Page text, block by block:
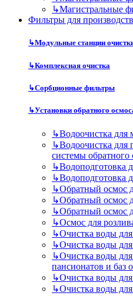
↳Магистральные
Фильтры для
↳Модульные станции
↳Комплексная очистка
↳Сорбционные фильтры
↳Установки обратного
↳Водоочистка для
↳Водоочистка
системы обратного
↳Водоподготовка
↳Водоподготовка
↳Обратный осмос
↳Обратный осмос
↳Обратный осмос
↳Осмос для
↳Очистка воды
↳Очистка воды
↳Очистка воды
пансионатов и баз
↳Очистка воды
↳Очистка воды